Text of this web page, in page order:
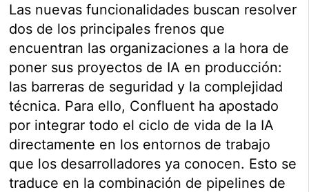
Las nuevas funcionalidades buscan resolver
dos de los principales frenos que
encuentran las organizaciones a la hora de
poner sus proyectos de IA en producción:
las barreras de seguridad y la complejidad
técnica. Para ello, Confluent ha apostado
por integrar todo el ciclo de vida de la IA
directamente en los entornos de trabajo
que los desarrolladores ya conocen. Esto se
traduce en la combinación de pipelines de